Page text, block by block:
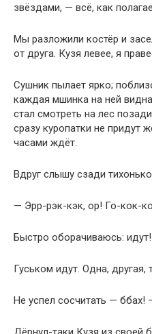
звёздами, — всё, как
Мы разложили костёр и
от друга. Кузя левее, я
Сушник пылает ярко;
каждая мшинка на ней
стал смотреть на лес
сразу куропатки не придут
часами ждёт.
Вдруг слышу сзади тихонько
— Эрр-рэк-кэк, ор! Го-кок-
Быстро оборачиваюсь:
Гуськом идут. Одна, другая,
Не успел сосчитать — ббах!